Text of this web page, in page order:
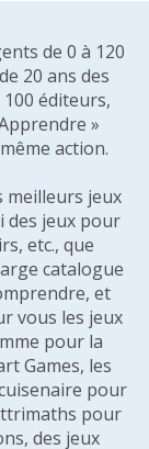
de 0 à 120
20 ans des
éditeurs,
»
action.
meilleurs jeux
des jeux pour
etc., que
catalogue
et
vous les jeux
pour la
Games, les
pour
pour
des jeux